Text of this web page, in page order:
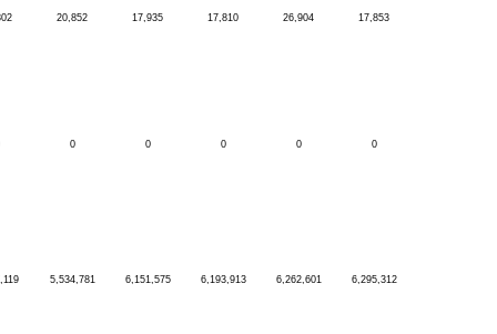
20,852 17,935 17,810 26,904 17,853
0 0 0 0 0
5,534,781 6,151,575 6,193,913 6,262,601 6,295,312